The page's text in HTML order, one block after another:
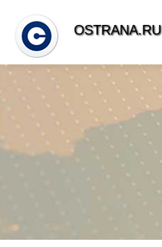
OSTRANA.RU